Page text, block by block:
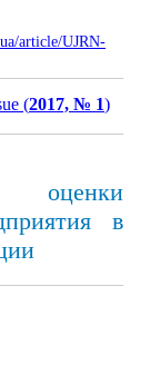
article/UJRN-
(2017, № 1)
оценки
в